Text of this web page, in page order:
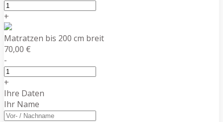
+
Matratzen bis 200 cm breit
70,00 €
-
+
Ihre Daten
Ihr Name